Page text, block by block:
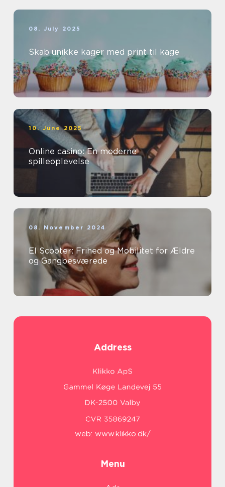
08. July 2025
Skab unikke kager med print til kage
10. June 2025
Online casino: En moderne
spilleoplevelse
08. November 2024
El Scooter: Frihed og Mobilitet for Ældre
og Gangbesværede
Address
web: www.klikko.dk/
Menu